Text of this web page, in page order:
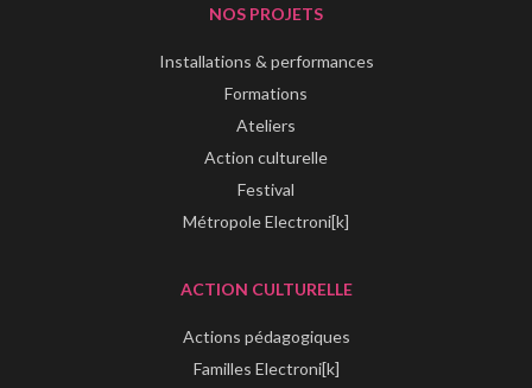
NOS PROJETS
Installations & performances
Formations
Ateliers
Action culturelle
Festival
Métropole Electroni[k]
ACTION CULTURELLE
Actions pédagogiques
Familles Electroni[k]